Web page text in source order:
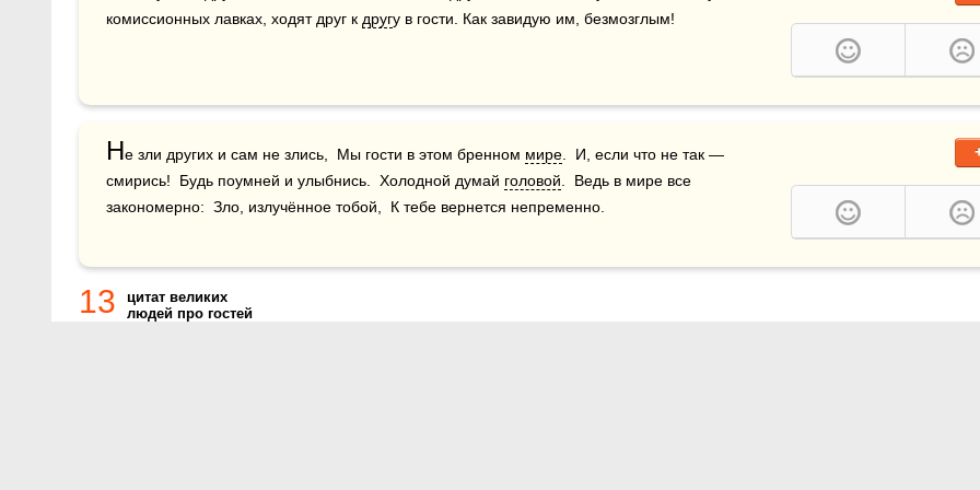
комиссионных лавках, ходят друг к другу в гости. Как завидую им, безмозглым!
Не зли других и сам не злись,  Мы гости в этом бренном мире .  И, если что не так —
смирись!  Будь поумней и улыбнись.  Холодной думай головой .  Ведь в мире все
закономерно:  Зло, излучённое тобой,  К тебе вернется непременно.
13
цитат великих
людей про гостей